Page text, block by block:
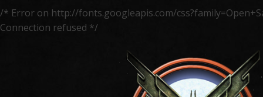
/* Error on http://fonts.googleapis.com/
Connection refused */